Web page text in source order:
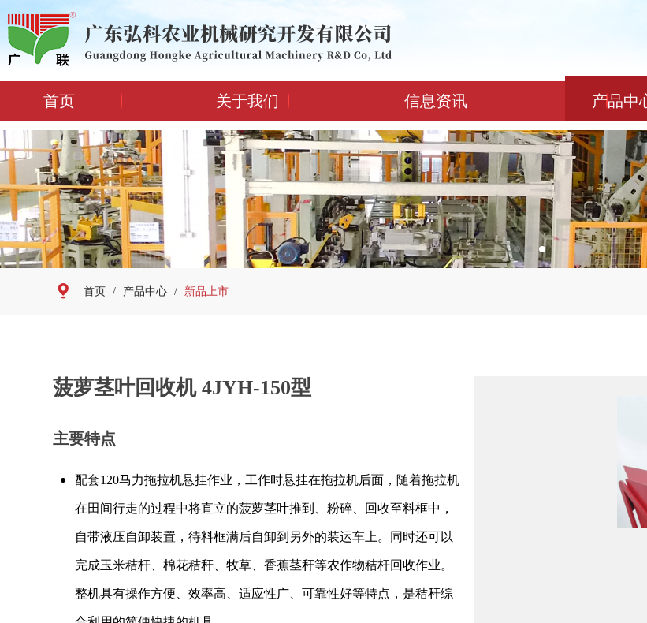
首页 关于我们 信息资讯 产品中
首页 / 产品中心 / 新品上市
菠萝茎叶回收机 4JYH-150型
主要特点
配套120马力拖拉机悬挂作业，工作时悬挂在拖拉机后面，随着拖拉机
在田间行走的过程中将直立的菠萝茎叶推到、粉碎、回收至料框中，
自带液压自卸装置，待料框满后自卸到另外的装运车上。同时还可以
完成玉米秸杆、棉花秸秆、牧草、香蕉茎秆等农作物秸杆回收作业。
整机具有操作方便、效率高、适应性广、可靠性好等特点，是秸秆综